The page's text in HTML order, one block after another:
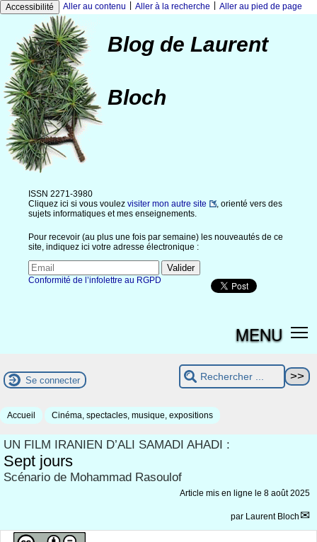
Accessibilité Aller au contenu Aller à la recherche Aller au pied de page
Blog de Laurent
Bloch
ISSN 2271-3980
Cliquez ici si vous voulez visiter mon autre site
, orienté vers des
sujets informatiques et mes enseignements.
Pour recevoir (au plus une fois par semaine) les nouveautés de ce
site, indiquez ici votre adresse électronique :
Conformité de l’infolettre au RGPD
MENU
Se connecter
Accueil Cinéma, spectacles, musique, expositions
UN FILM IRANIEN D’ALI SAMADI AHADI :
Sept jours
Scénario de Mohammad Rasoulof
Article mis en ligne le 8 août 2025
par Laurent Bloch